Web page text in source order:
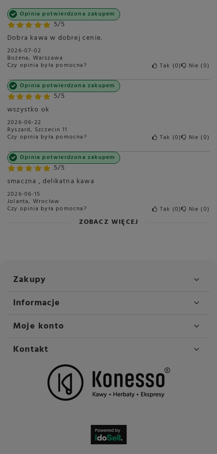
Do biura
Ekspres automatyczny
Kawa Specialty
Nazwa handlowa
Waga
1000
Gatunek kawy
mieszana
Wielkość opakowania (g)
Produkt nie zawiera
5/5
Opinia potwierdzona zakupem
Dobra kawa w dobrej cenie.
2026-07-02
Bożena, Warszawa
Czy opinia była pomocna? Tak 0 Nie 0
5/5
Opinia potwierdzona zakupem
wszystko ok
2026-06-22
Ryszard, Szczecin 11
Czy opinia była pomocna? Tak 0 Nie 0
5/5
Opinia potwierdzona zakupem
smaczna , delikatna kawa
2026-06-15
Jolanta, Wrocław
Czy opinia była pomocna? Tak 0 Nie 0
ZOBACZ WIĘCEJ
Zakupy
Informacje
Moje konto
Kontakt